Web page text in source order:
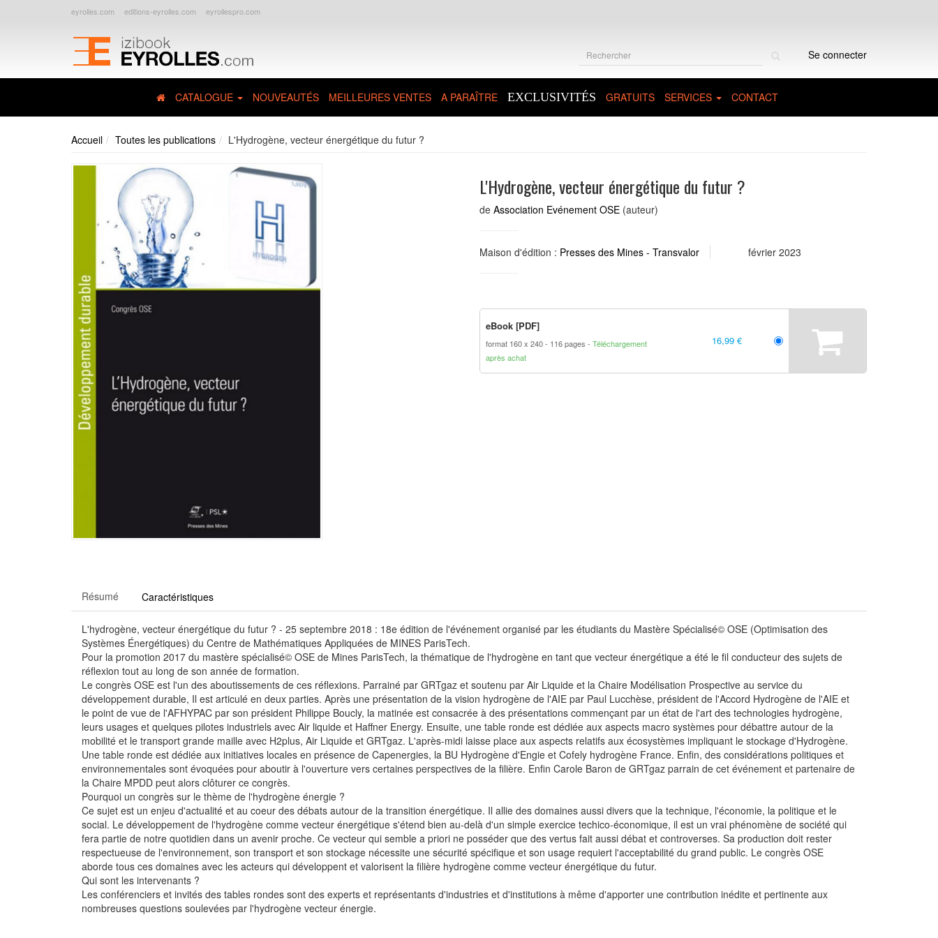
eyrolles.com editions-eyrolles.com eyrollespro.com
Se connecter
CATALOGUE NOUVEAUTÉS MEILLEURES VENTES A PARAÎTRE EXCLUSIVITÉS GRATUITS SERVICES CONTACT
Accueil Toutes les publications L'Hydrogène, vecteur énergétique du futur ?
L'Hydrogène, vecteur énergétique du futur ?
de Association Evénement OSE (auteur)
Maison d'édition : Presses des Mines - Transvalor février 2023
eBook [PDF]
format 160 x 240 116 pages
Téléchargement
après achat
16,99 €
Résumé Caractéristiques
L'hydrogène, vecteur énergétique du futur ? - 25 septembre 2018 : 18e édition de l'événement organisé par les étudiants du Mastère Spécialisé© OSE (Optimisation des
Systèmes Énergétiques) du Centre de Mathématiques Appliquées de MINES ParisTech.
Pour la promotion 2017 du mastère spécialisé© OSE de Mines ParisTech, la thématique de l'hydrogène en tant que vecteur énergétique a été le fil conducteur des sujets de
réflexion tout au long de son année de formation.
Le congrès OSE est l'un des aboutissements de ces réflexions. Parrainé par GRTgaz et soutenu par Air Liquide et la Chaire Modélisation Prospective au service du
développement durable, Il est articulé en deux parties. Après une présentation de la vision hydrogène de l'AIE par Paul Lucchèse, président de l'Accord Hydrogène de l'AIE et
le point de vue de l'AFHYPAC par son président Philippe Boucly, la matinée est consacrée à des présentations commençant par un état de l'art des technologies hydrogène,
leurs usages et quelques pilotes industriels avec Air liquide et Haffner Energy. Ensuite, une table ronde est dédiée aux aspects macro systèmes pour débattre autour de la
mobilité et le transport grande maille avec H2plus, Air Liquide et GRTgaz. L'après-midi laisse place aux aspects relatifs aux écosystèmes impliquant le stockage d'Hydrogène.
Une table ronde est dédiée aux initiatives locales en présence de Capenergies, la BU Hydrogène d'Engie et Cofely hydrogène France. Enfin, des considérations politiques et
environnementales sont évoquées pour aboutir à l'ouverture vers certaines perspectives de la filière. Enfin Carole Baron de GRTgaz parrain de cet événement et partenaire de
la Chaire MPDD peut alors clôturer ce congrès.
Pourquoi un congrès sur le thème de l'hydrogène énergie ?
Ce sujet est un enjeu d'actualité et au coeur des débats autour de la transition énergétique. Il allie des domaines aussi divers que la technique, l'économie, la politique et le
social. Le développement de l'hydrogène comme vecteur énergétique s'étend bien au-delà d'un simple exercice techico-économique, il est un vrai phénomène de société qui
fera partie de notre quotidien dans un avenir proche. Ce vecteur qui semble a priori ne posséder que des vertus fait aussi débat et controverses. Sa production doit rester
respectueuse de l'environnement, son transport et son stockage nécessite une sécurité spécifique et son usage requiert l'acceptabilité du grand public. Le congrès OSE
aborde tous ces domaines avec les acteurs qui développent et valorisent la filière hydrogène comme vecteur énergétique du futur.
Qui sont les intervenants ?
Les conférenciers et invités des tables rondes sont des experts et représentants d'industries et d'institutions à même d'apporter une contribution inédite et pertinente aux
nombreuses questions soulevées par l'hydrogène vecteur énergie.